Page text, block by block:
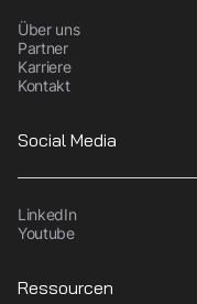
Über uns
Partner
Karriere
Kontakt
Social Media
LinkedIn
Youtube
Ressourcen